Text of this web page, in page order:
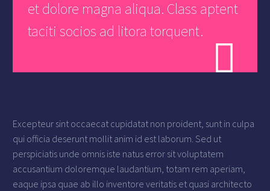
et dolore magna aliqua. Class aptent
taciti socios ad litora torquent.

Excepteur sint occaecat cupidatat non proident, sunt in culpa
qui officia deserunt mollit anim id est laborum. Sed ut
perspiciatis unde omnis iste natus error sit voluptatem
accusantium doloremque laudantium, totam rem aperiam,
eaque ipsa quae ab illo inventore veritatis et quasi architecto